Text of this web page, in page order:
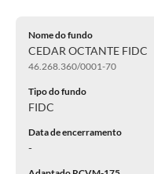
Nome do fundo
CEDAR OCTANTE FIDC
46.268.360/0001-70
Tipo do fundo
FIDC
Data de encerramento
-